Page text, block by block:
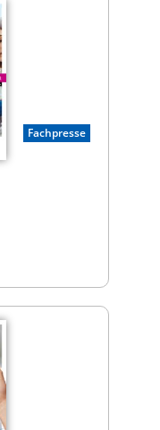
Fachpresse